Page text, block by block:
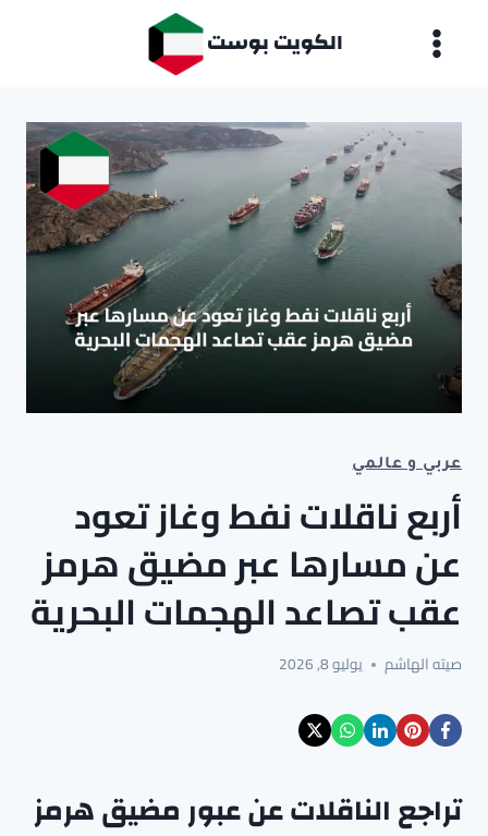
الكويت بوست
عربي و عالمي
أربع ناقلات نفط وغاز تعود
عن مسارها عبر مضيق هرمز
عقب تصاعد الهجمات البحرية
صيته الهاشم يوليو 8, 2026
تراجع الناقلات عن عبور مضيق هرمز